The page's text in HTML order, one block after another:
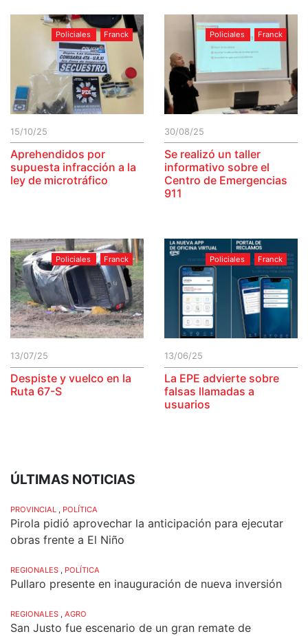
Policiales Franck
15/10/25
Aprehendidos por
supuesta infracción a la
ley de microtráfico
Policiales Franck
30/08/25
Se realizó un taller
informativo sobre el
Centro de Emergencias
911
Policiales Franck
13/07/25
Despiste y vuelco en la
Ruta 67-S
Policiales Franck
13/06/25
La EPE advierte sobre
falsas llamadas a
usuarios
ÚLTIMAS NOTICIAS
PROVINCIAL , POLÍTICA
Pirola pidió aprovechar la anticipación para ejecutar
obras frente a El Niño
REGIONALES , POLÍTICA
Pullaro presente en inauguración de nueva inversión
REGIONALES , AGRO
San Justo fue escenario de un gran remate de